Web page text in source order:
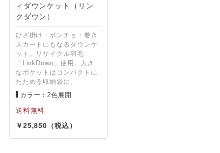
ィダウンケット（リン
クダウン）
ひざ掛け・ポンチョ・巻き
スカートにもなるダウンケ
ット。リサイクル羽毛
「LinkDown」使用。大き
なポケットはコンパクトに
たためる収納袋に。
カラー：2色展開
25,850